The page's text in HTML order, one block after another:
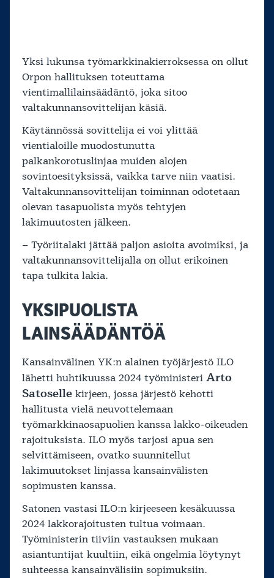
Yksi lukunsa työmarkkinakierroksessa on ollut
Orpon hallituksen toteuttama
vientimallilainsäädäntö, joka sitoo
valtakunnansovittelijan käsiä.
Käytännössä sovittelija ei voi ylittää
vientialoille muodostunutta
palkankorotuslinjaa muiden alojen
sovintoesityksissä, vaikka tarve niin vaatisi.
Valtakunnansovittelijan toiminnan odotetaan
olevan tasapuolista myös tehtyjen
lakimuutosten jälkeen.
– Työriitalaki jättää paljon asioita avoimiksi, ja
valtakunnansovittelijalla on ollut erikoinen
tapa tulkita lakia.
YKSIPUOLISTA
LAINSÄÄDÄNTÖÄ
Kansainvälinen YK:n alainen työjärjestö ILO
lähetti huhtikuussa 2024 työministeri Arto
Satoselle kirjeen, jossa järjestö kehotti
hallitusta vielä neuvottelemaan
työmarkkinaosapuolien kanssa lakko-oikeuden
rajoituksista. ILO myös tarjosi apua sen
selvittämiseen, ovatko suunnitellut
lakimuutokset linjassa kansainvälisten
sopimusten kanssa.
Satonen vastasi ILO:n kirjeeseen kesäkuussa
2024 lakkorajoitusten tultua voimaan.
Työministerin tiiviin vastauksen mukaan
asiantuntijat kuultiin, eikä ongelmia löytynyt
suhteessa kansainvälisiin sopimuksiin.